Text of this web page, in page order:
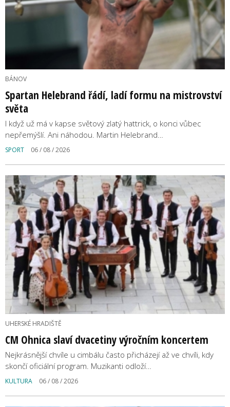
BÁNOV
Spartan Helebrand řádí, ladí formu na mistrovství
světa
I když už má v kapse světový zlatý hattrick, o konci vůbec
nepřemýšlí. Ani náhodou. Martin Helebrand…
SPORT 06 / 08 / 2026
UHERSKÉ HRADIŠTĚ
CM Ohnica slaví dvacetiny výročním koncertem
Nejkrásnější chvíle u cimbálu často přicházejí až ve chvíli, kdy
skončí oficiální program. Muzikanti odloží…
KULTURA 06 / 08 / 2026